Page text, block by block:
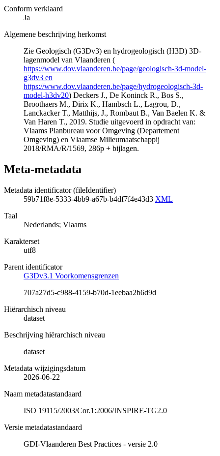
Conform verklaard
Ja
Algemene beschrijving herkomst
Zie Geologisch (G3Dv3) en hydrogeologisch (H3D) 3D-
lagenmodel van Vlaanderen (
https://www.dov.vlaanderen.be/page/geologisch-3d-model-
g3dv3 en
https://www.dov.vlaanderen.be/page/hydrogeologisch-3d-
model-h3dv20) Deckers J., De Koninck R., Bos S.,
Broothaers M., Dirix K., Hambsch L., Lagrou, D.,
Lanckacker T., Matthijs, J., Rombaut B., Van Baelen K. &
Van Haren T., 2019. Studie uitgevoerd in opdracht van:
Vlaams Planbureau voor Omgeving (Departement
Omgeving) en Vlaamse Milieumaatschappij
2018/RMA/R/1569, 286p + bijlagen.
Meta-metadata
Metadata identificator (fileIdentifier)
59b71f8e-5333-4bb9-a67b-b4df7f4e43d3 XML
Taal
Nederlands; Vlaams
Karakterset
utf8
Parent identificator
G3Dv3.1 Voorkomensgrenzen
707a27d5-c988-4159-b70d-1eebaa2b6d9d
Hiërarchisch niveau
dataset
Beschrijving hiërarchisch niveau
dataset
Metadata wijzigingsdatum
2026-06-22
Naam metadatastandaard
ISO 19115/2003/Cor.1:2006/INSPIRE-TG2.0
Versie metadatastandaard
GDI-Vlaanderen Best Practices - versie 2.0